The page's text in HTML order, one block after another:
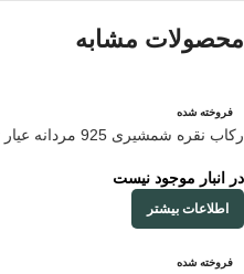
محصولات مشابه
فروخته شده
رکاب نقره شمشیری 925 مردانه عیار تضمینی
در انبار موجود نیست
اطلاعات بیشتر
فروخته شده